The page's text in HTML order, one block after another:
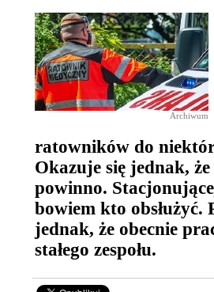
Archiwum
ratowników do
Okazuje się jednak,
powinno.
bowiem kto
jednak, że obecnie
stałego zespołu.